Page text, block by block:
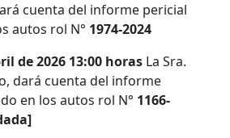
cuenta del informe pericial
autos rol N° 1974-2024
de 2026 13:00 horas La Sra.
dará cuenta del informe
en los autos rol N° 1166-